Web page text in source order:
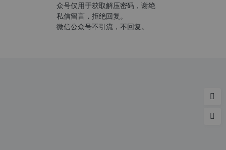
众号仅用于获取解压密码，谢绝
私信留言，拒绝回复。
微信公众号不引流，不回复。